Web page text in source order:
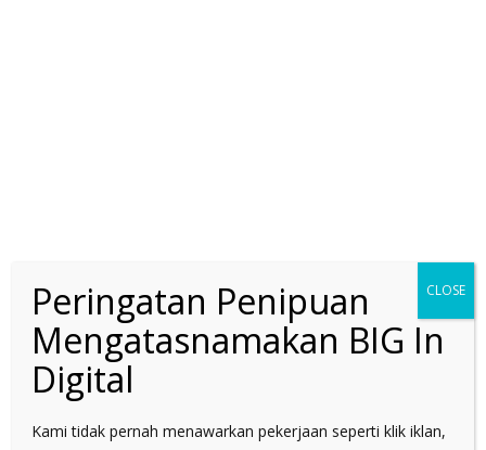
Carefully crafted elements
come together into one
Peringatan Penipuan
Mengatasnamakan BIG In
Digital
Kami tidak pernah menawarkan pekerjaan seperti klik iklan,
CLOSE